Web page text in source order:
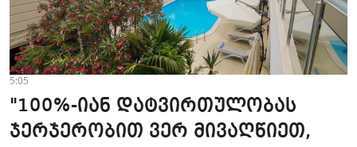
5:05
"100%-იან დატვირთულობას
ჯერჯერობით ვერ მივაღწიეთ,